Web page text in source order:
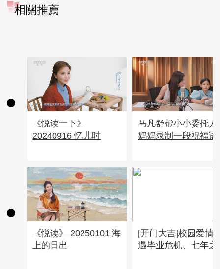
相關推薦
《悦读一下》
20240916 忆儿时
马凡舒帮小小委托人
妈妈录制一段祝福语
《悦读》 20250101 海
上的日出
[开门大吉]校园爱情
遇毕业危机、七年之